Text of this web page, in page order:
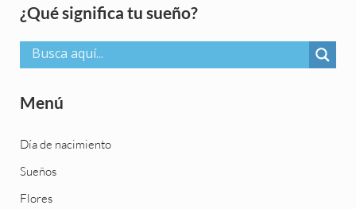
Sidebar
¿Qué significa tu sueño?
Menú
Día de nacimiento
Sueños
Flores